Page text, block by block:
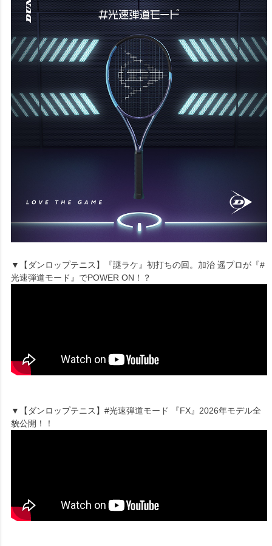
▼【ダンロップテニス】『謎ラケ』初打ちの回。加治 遥プロが『#
光速弾道モード』でPOWER ON！？
▼【ダンロップテニス】#光速弾道モード 『FX』2026年モデル全
貌公開！！